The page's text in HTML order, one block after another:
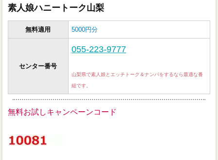
素人娘ハニートーク山梨
無料適用 5000円分
センター番号
055-223-9777
山梨県で素人娘とエッチトーク＆ナンパをするなら最適な番
組です。
無料お試しキャンペーンコード